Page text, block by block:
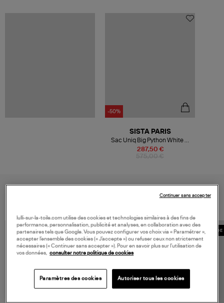
-50%
287,50 €
SISTA PARIS
Sac Uniq Big Python White &
Gold
lulli-sur-la-toile.com utilise des cookies et technologies similaires à des fins de
performance, personnalisation, publicité et analyses, en collaboration avec des
partenaires tels que Google. Vous pouvez configurer vos choix via « Paramétrer »,
accepter l’ensemble des cookies (« J’accepte ») ou refuser ceux non strictement
nécessaires (« Continuer sans accepter »). Pour en savoir plus sur l’utilisation de
vos données, consulter notre politique de cookies
Paramètres des cookies Autoriser tous les cookies
Continuer sans accepter